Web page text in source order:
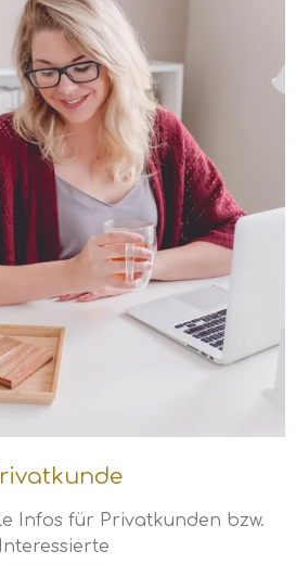
Infos für Privatkunden bzw.
Interessierte